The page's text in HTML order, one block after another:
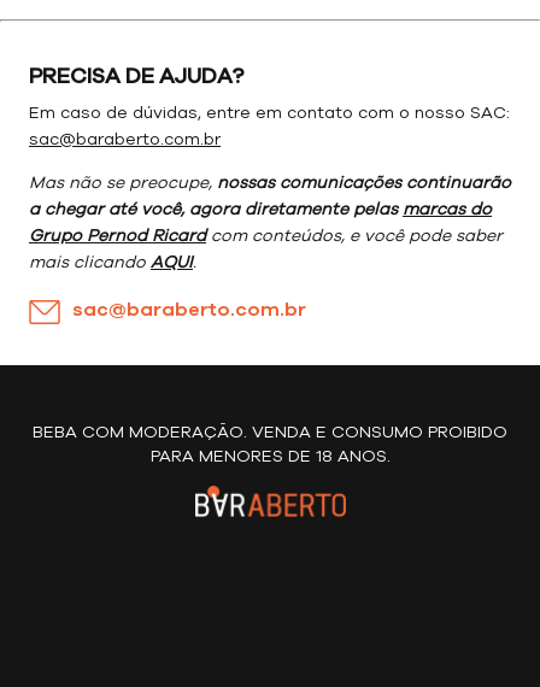
PRECISA DE AJUDA?
Em caso de dúvidas, entre em contato com o nosso SAC:
sac@baraberto.com.br
Mas não se preocupe, nossas comunicações continuarão
a chegar até você, agora diretamente pelas marcas do
Grupo Pernod Ricardcom conteúdos, e você pode saber
mais clicando AQUI.
sac@baraberto.com.br
BEBA COM MODERAÇÃO. VENDA E CONSUMO PROIBIDO
PARA MENORES DE 18 ANOS.